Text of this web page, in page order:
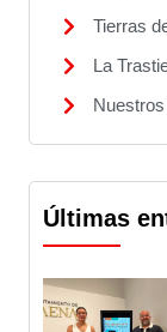
Tierras
La
Últimas